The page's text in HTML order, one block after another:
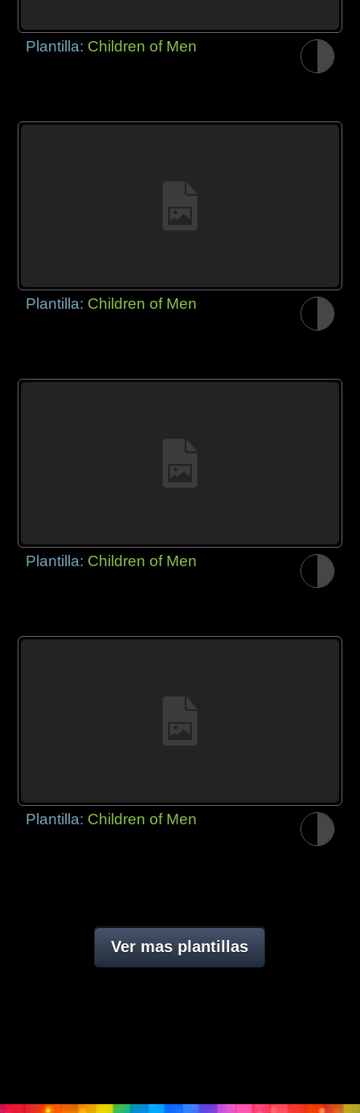
Plantilla: Children of Men
Plantilla: Children of Men
Plantilla: Children of Men
Plantilla: Children of Men
Ver mas plantillas